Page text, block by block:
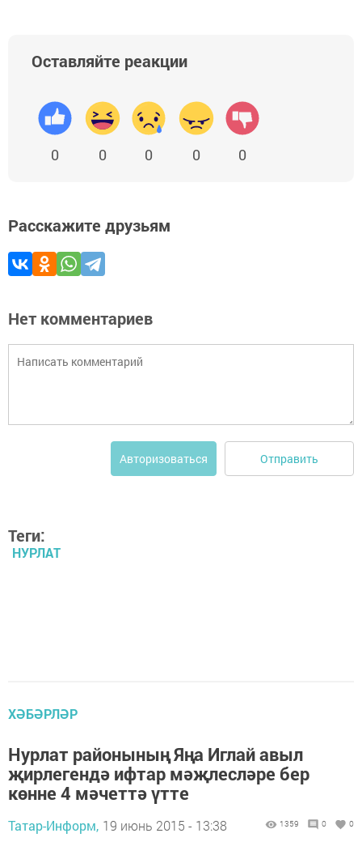
Оставляйте реакции
0 0 0 0 0
Расскажите друзьям
Нет комментариев
Авторизоваться Отправить
Теги:
НУРЛАТ
ХӘБӘРЛӘР
Нурлат районының Яңа Иглай авыл
җирлегендә ифтар мәҗлесләре бер
көнне 4 мәчеттә үтте
Татар-Информ, 19 июнь 2015 - 13:38 1359 0 0